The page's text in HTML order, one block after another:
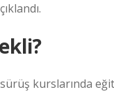
kurslarında